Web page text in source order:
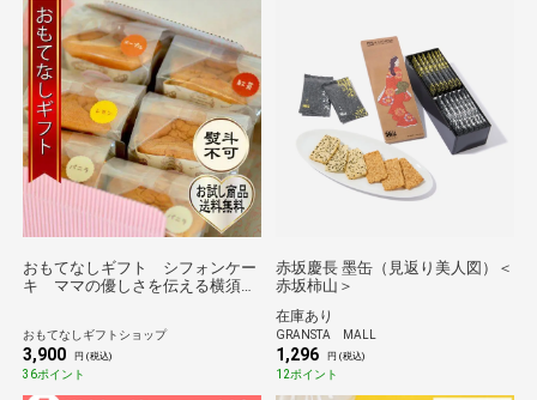
おもてなしギフト シフォンケー
キ ママの優しさを伝える横須賀
おもてなしギフトショップ
3,900 円 (税込)
36ポイント
赤坂慶長 墨缶（見返り美人図）＜
赤坂柿山＞
在庫あり
GRANSTA MALL
1,296 円 (税込)
12ポイント